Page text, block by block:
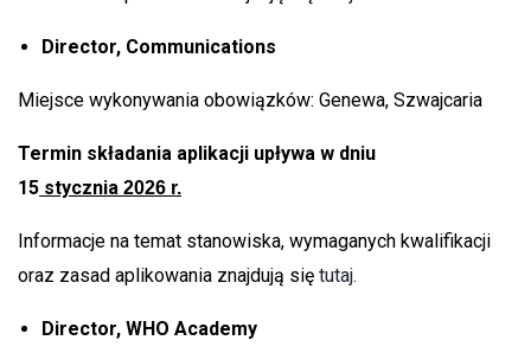
Director, Communications
Miejsce wykonywania obowiązków: Genewa, Szwajcaria
Termin składania aplikacji upływa w dniu
15 stycznia 2026 r.
Informacje na temat stanowiska, wymaganych kwalifikacji
oraz zasad aplikowania znajdują się tutaj.
Director, WHO Academy